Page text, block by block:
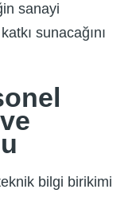
sanayi
sunacağını
bilgi birikimi